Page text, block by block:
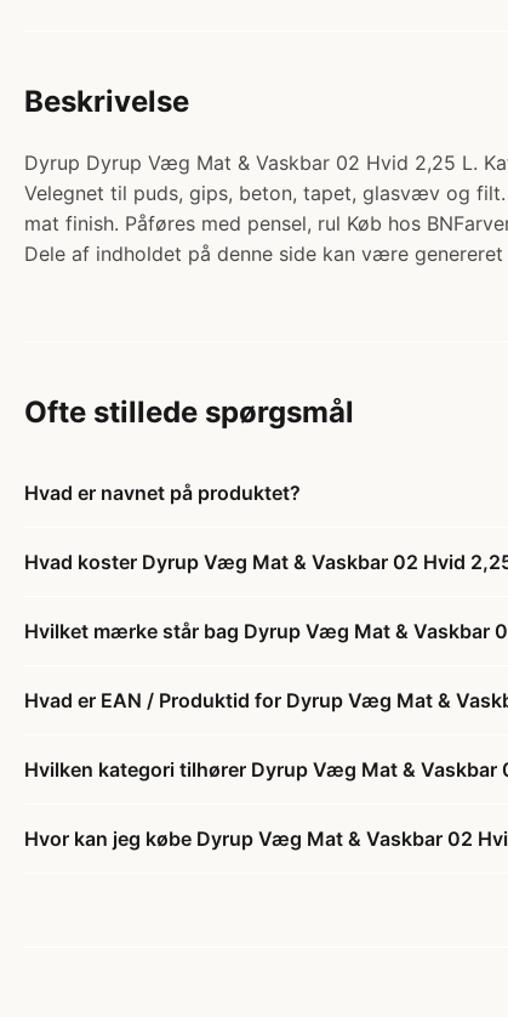
Beskrivelse
Dyrup Dyrup Væg Mat & Vaskbar 02 Hvid 2,25 L.
Velegnet til puds, gips, beton, tapet, glasvæv og
mat finish. Påføres med pensel, rul Køb hos
Dele af indholdet på denne side kan være
Ofte stillede spørgsmål
Hvad er navnet på produktet?
Hvad koster Dyrup Væg Mat & Vaskbar 02 Hvid
Hvilket mærke står bag Dyrup Væg Mat & Vaskbar
Hvad er EAN / Produktid for Dyrup Væg Mat &
Hvilken kategori tilhører Dyrup Væg Mat & Vaskbar
Hvor kan jeg købe Dyrup Væg Mat & Vaskbar 02